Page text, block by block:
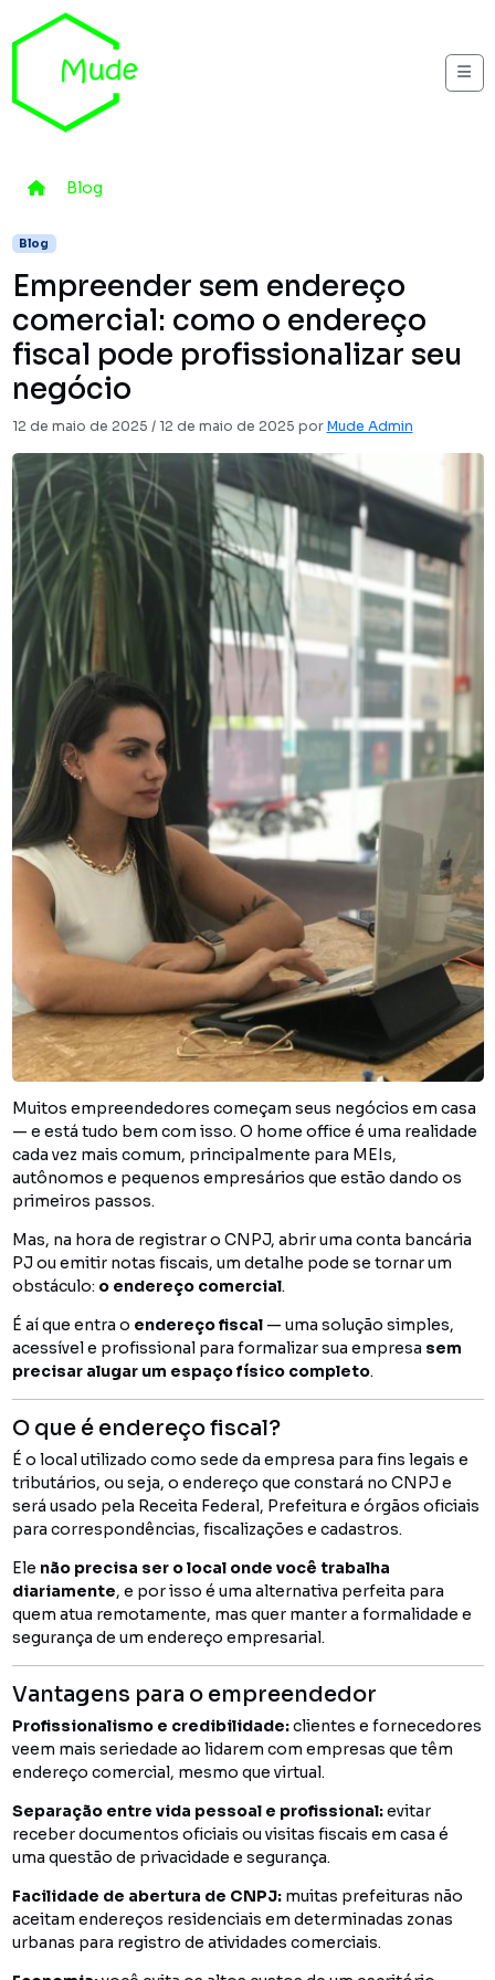
Skip to content
Home
Blog
Blog
Empreender sem endereço
comercial: como o endereço
fiscal pode profissionalizar seu
negócio
12 de maio de 2025 / 12 de maio de 2025 porMude Admin
Muitos empreendedores começam seus negócios em casa
— e está tudo bem com isso. O home office é uma realidade
cada vez mais comum, principalmente para MEIs,
autônomos e pequenos empresários que estão dando os
primeiros passos.
Mas, na hora de registrar o CNPJ, abrir uma conta bancária
PJ ou emitir notas fiscais, um detalhe pode se tornar um
obstáculo: o endereço comercial.
É aí que entra o endereço fiscal— uma solução simples,
acessível e profissional para formalizar sua empresa sem
precisar alugar um espaço físico completo.
O que é endereço fiscal?
É o local utilizado como sede da empresa para fins legais e
tributários, ou seja, o endereço que constará no CNPJ e
será usado pela Receita Federal, Prefeitura e órgãos oficiais
para correspondências, fiscalizações e cadastros.
Ele não precisa ser o local onde você trabalha
diariamente, e por isso é uma alternativa perfeita para
quem atua remotamente, mas quer manter a formalidade e
segurança de um endereço empresarial.
Vantagens para o empreendedor
Profissionalismo e credibilidade:clientes e fornecedores
veem mais seriedade ao lidarem com empresas que têm
endereço comercial, mesmo que virtual.
Separação entre vida pessoal e profissional:evitar
receber documentos oficiais ou visitas fiscais em casa é
uma questão de privacidade e segurança.
Facilidade de abertura de CNPJ:muitas prefeituras não
aceitam endereços residenciais em determinadas zonas
urbanas para registro de atividades comerciais.